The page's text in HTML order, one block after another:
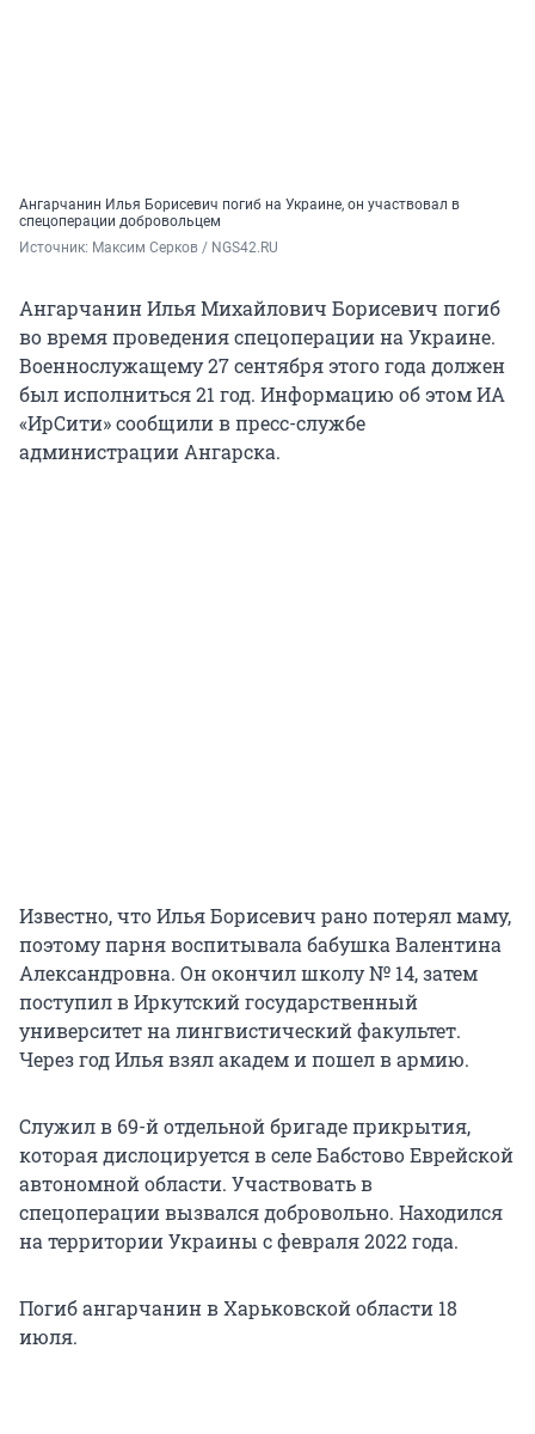
Ангарчанин Илья Борисевич погиб на Украине, он участвовал в
спецоперации добровольцем
Источник: Максим Серков / NGS42.RU
Ангарчанин Илья Михайлович Борисевич погиб
во время проведения спецоперации на Украине.
Военнослужащему 27 сентября этого года должен
был исполниться 21 год. Информацию об этом ИА
«ИрСити» сообщили в пресс-службе
администрации Ангарска.
Известно, что Илья Борисевич рано потерял маму,
поэтому парня воспитывала бабушка Валентина
Александровна. Он окончил школу № 14, затем
поступил в Иркутский государственный
университет на лингвистический факультет.
Через год Илья взял академ и пошел в армию.
Служил в 69-й отдельной бригаде прикрытия,
которая дислоцируется в селе Бабстово Еврейской
автономной области. Участвовать в
спецоперации вызвался добровольно. Находился
на территории Украины с февраля 2022 года.
Погиб ангарчанин в Харьковской области 18
июля.